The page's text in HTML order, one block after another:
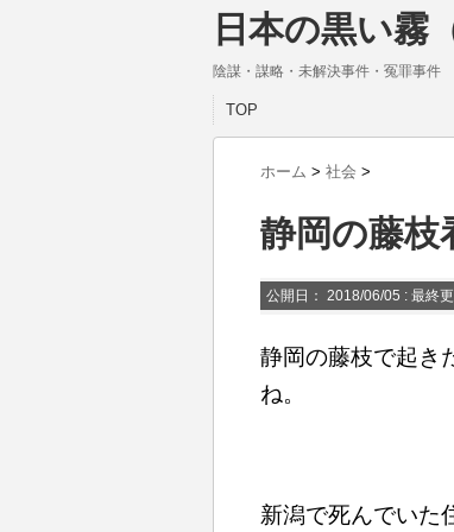
日本の黒い霧
陰謀・謀略・未解決事件・冤罪事件
TOP
ホーム > 社会 >
静岡の藤枝
公開日： 2018/06/05 : 最終
静岡の藤枝で起き
ね。
新潟で死んでいた